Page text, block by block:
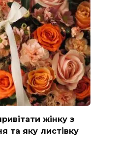
жінку з
та яку листівку